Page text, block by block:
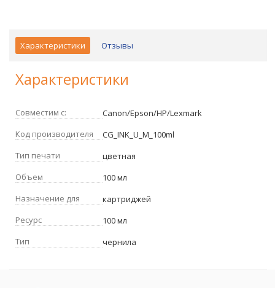
Характеристики Отзывы
Характеристики
Совместим с:
Canon/Epson/HP/Lexmark
Код производителя
CG_INK_U_M_100ml
Тип печати
цветная
Объем
100 мл
Назначение для
картриджей
Ресурс
100 мл
Тип
чернила